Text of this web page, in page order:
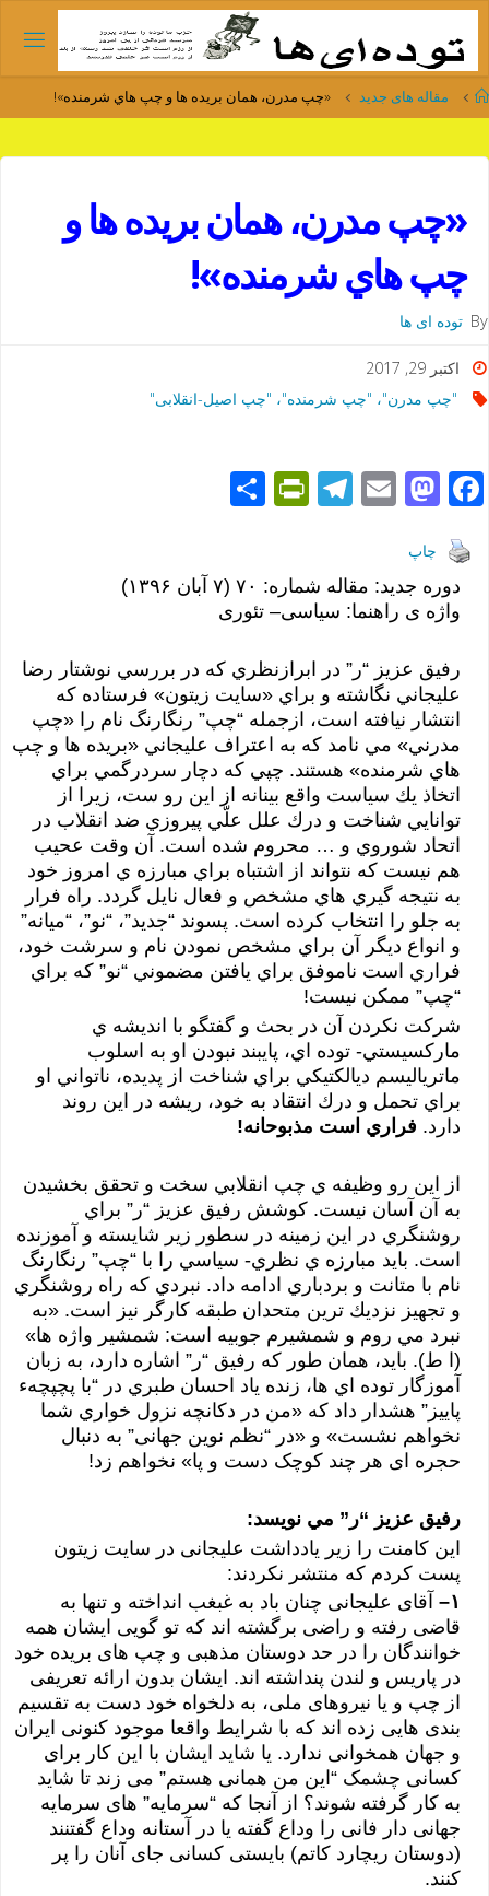
Skip
content
Homeمقاله های جدید «چپ مدرن، همان بريده ها و چپ هاي شرمنده»!
«چپ مدرن، همان بريده ها و
چپ هاي شرمنده»!
By توده ای ها
اکتبر 29, 2017
"چپ مدرن"، "چپ شرمنده"، "چپ اصیل-انقلابی"
F
e
b
o
o
k
M
d
o
n
E
T
gr
a
m
Pr
ri
e
n
dl
y
e
چاپ
دوره جدید: مقاله شماره: ۷۰ (۷ آبان ١٣٩۶)
واژه ی راهنما: سیاسی– تئوری
رفيق عزيز “ر” در ابرازنظري كه در بررسي نوشتار رضا
عليجاني نگاشته و براي «سايت زيتون» فرستاده كه
انتشار نيافته است، ازجمله “چپ” رنگارنگ نام را «چپ
مدرني» مي نامد كه به اعتراف عليجاني «بريده ها و چپ
هاي شرمنده» هستند. چپي كه دچار سردرگمي براي
اتخاذ يك سياست واقع بينانه از اين رو ست، زيرا از
توانايي شناخت و درك علل علّي پيروزي ضد انقلاب در
اتحاد شوروي و … محروم شده است. آن وقت عحيب
هم نيست كه نتواند از اشتباه براي مبارزه ي امروز خود
به نتيجه گيري هاي مشخص و فعال نايل گردد. راه فرار
به جلو را انتخاب كرده است. پسوند “جديد”، “نو”، “ميانه”
و انواع ديگر آن براي مشخص نمودن نام و سرشت خود،
فراري است ناموفق براي يافتن مضموني “نو” كه براي
“چپ” ممكن نيست!
شركت نكردن آن در بحث و گفتگو با انديشه ي
ماركسيستي- توده اي، پايبند نبودن او به اسلوب
ماترياليسم ديالكتيكي براي شناخت از پديده، ناتواني او
براي تحمل و درك انتقاد به خود، ريشه در اين روند
دارد. فراري است مذبوحانه!
از اين رو وظيفه ي چپ انقلابي سخت و تحقق بخشيدن
به آن آسان نيست. كوشش رفيق عزيز “ر” براي
روشنگري در اين زمينه در سطور زير شايسته و آموزنده
است. بايد مبارزه ي نظري- سياسي را با “چپ” رنگارنگ
نام با متانت و بردباري ادامه داد. نبردي كه راه روشنگري
و تجهيز نزديك ترين متحدان طبقه كارگر نيز است. «به
نبرد مي روم و شمشيرم جوبيه است: شمشير واژه ها»
(ا ط). بايد، همان طور كه رفيق “ر” اشاره دارد، به زبان
آموزگار توده اي ها، زنده ياد احسان طبري در “با پچپچهء
پاييز” هشدار داد كه «من در دكانچه نزول خواري شما
نخواهم نشست» و «در “نظم نوین جهانی” به دنبال
حجره ای هر چند کوچک دست و پا» نخواهم زد!
رفيق عزيز “ر” مي نويسد:
این کامنت را زیر یادداشت علیجانی در سایت زیتون
پست کردم که منتشر نکردند:
۱– آقای علیجانی چنان باد به غبغب انداخته و تنها به
قاضی رفته و راضی برگشته اند که تو گویی ایشان همه
خوانندگان را در حد دوستان مذهبی و چپ های بریده خود
در پاریس و لندن پنداشته اند. ایشان بدون ارائه تعریفی
از چپ و یا نیروهای ملی، به دلخواه خود دست به تقسیم
بندی هایی زده اند که با شرایط واقعا موجود کنونی ایران
و جهان همخوانی ندارد. یا شاید ایشان با این کار برای
کسانی چشمک “این من همانی هستم” می زند تا شاید
به کار گرفته شوند؟ از آنجا که “سرمایه” های سرمایه
جهانی دار فانی را وداع گفته یا در آستانه وداع گفتنند
(دوستان ریچارد کاتم) بایستی کسانی جای آنان را پر
کنند.